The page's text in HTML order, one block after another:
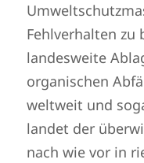
Fehlverhalten zu
landesweite
organischen
weltweit und
landet der
nach wie vor in